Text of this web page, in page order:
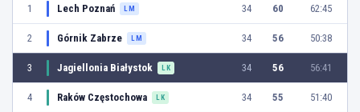
1 Lech Poznań LM 34 60 62:45
2 Górnik Zabrze LM 34 56 50:38
3 Jagiellonia Białystok LK 34 56 56:41
4 Raków Częstochowa LK 34 55 51:40